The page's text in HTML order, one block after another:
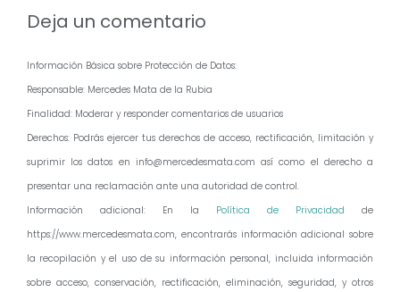
Deja un comentario
Información Básica sobre Protección de Datos:
Responsable: Mercedes Mata de la Rubia
Finalidad: Moderar y responder comentarios de usuarios
Derechos: Podrás ejercer tus derechos de acceso, rectificación, limitación y
suprimir los datos en info@mercedesmata.com así como el derecho a
presentar una reclamación ante una autoridad de control.
Información adicional: En la Política de Privacidad de
https://www.mercedesmata.com, encontrarás información adicional sobre
la recopilación y el uso de su información personal, incluida información
sobre acceso, conservación, rectificación, eliminación, seguridad, y otros